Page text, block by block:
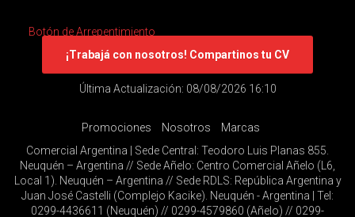
Botón de Arrepentimiento
¡Trabajá con nosotros! Compartinos tu CV
Última Actualización: 08/08/2026 16:10
Promociones Nosotros
Marcas
Comercial Argentina | Sede Central: Teodoro Luis Planas 855.
Neuquén – Argentina // Sede Añelo: Centro Comercial Añelo (L6,
Local 1). Neuquén – Argentina // Sede RDLS: República Argentina y
Juan José Castelli (Complejo Kacike). Neuquén - Argentina | Tel:
0299-4436611 (Neuquén) // 0299-4579860 (Añelo) // 0299-